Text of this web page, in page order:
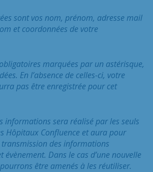
sont vos nom, prénom, adresse mail
et coordonnées de votre
marquées par un astérisque,
En l’absence de celles-ci, votre
pas être enregistrée pour cet
informations sera réalisé par les seuls
Hôpitaux Confluence et aura pour
transmission des informations
évènement. Dans le cas d’une nouvelle
être amenés à les réutiliser.